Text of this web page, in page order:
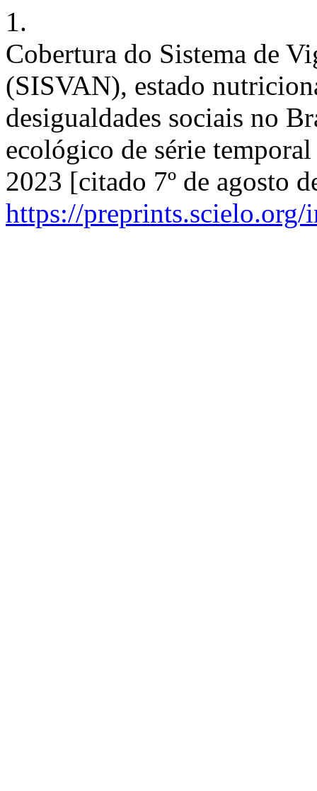
1.
Cobertura do Sistema de
(SISVAN), estado
desigualdades sociais no
ecológico de série
2023 [citado 7º de agosto
https://